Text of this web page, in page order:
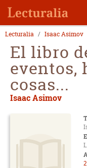
Lecturalia Isaac Asimov
El libro
eventos,
cosas...
Isaac Asimov